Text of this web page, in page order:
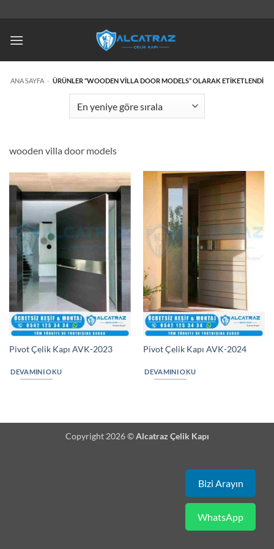
ANA SAYFA - ÜRÜNLER “WOODEN VILLA DOOR MODELS” OLARAK ETIKETLENDI
wooden villa door models
Pivot Çelik Kapı AVK-2023
DEVAMINI OKU
Pivot Çelik Kapı AVK-2024
DEVAMINI OKU
Copyright 2026 ©Alcatraz Çelik Kapı
Bizi Arayın
WhatsApp